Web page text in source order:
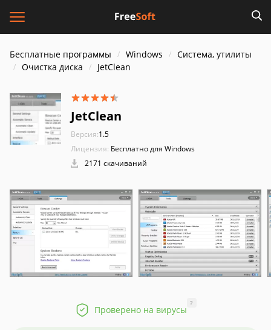
Бесплатные программы Windows
Система, утилиты
Очистка диска
JetClean
JetClean
Версия:1.5
Лицензия: Бесплатно для Windows
2171 скачиваний
Проверено на вирусы
?